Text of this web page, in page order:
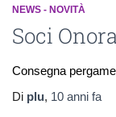
NEWS - NOVITÀ
Soci
Consegna
Di plu, 10 anni fa